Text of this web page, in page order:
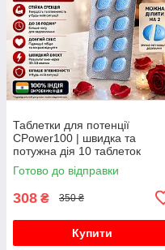
Таблетки для потенції
СPower100 | швидка та
потужна дія 10 таблеток
Готово до відправки
308 ₴ 350 ₴
Купити